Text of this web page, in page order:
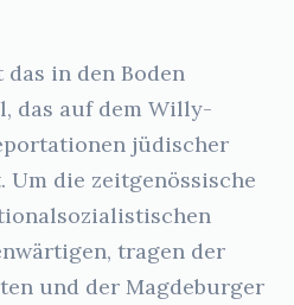
in den Boden
das auf dem Willy-
jüdischer
die zeitgenössische
tragen der
und der Magdeburger